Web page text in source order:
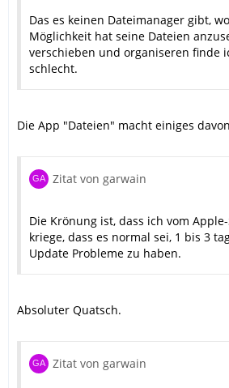
Das es keinen Dateimanager gibt,
Möglichkeit hat seine Dateien
verschieben und organiseren finde
schlecht.
Die App "Dateien" macht einiges
Zitat von garwain
Die Krönung ist, dass ich vom
kriege, dass es normal sei, 1 bis 3
Update Probleme zu haben.
Absoluter Quatsch.
Zitat von garwain